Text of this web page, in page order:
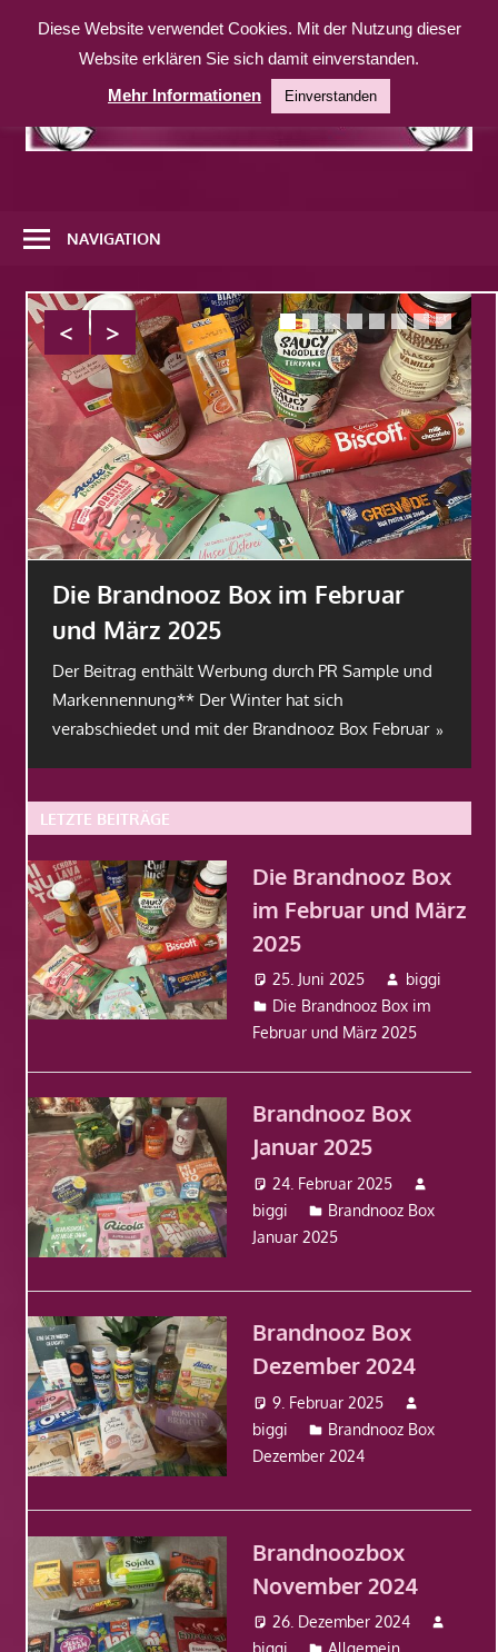
Inhalt
weitere
Website
NAVIGATION
Die Brandnooz Box im Februar
und März 2025
Der Beitrag enthält Werbung durch PR Sample und
Markennennung** Der Winter hat sich
verabschiedet und mit der Brandnooz Box Februar
LETZTE BEITRÄGE
Die Brandnooz Box
im Februar und März
2025
25. Juni 2025
biggi
Die Brandnooz Box im
Februar und März 2025
Brandnooz Box
Januar 2025
24. Februar 2025
biggi
Brandnooz Box
Januar 2025
Brandnooz Box
Dezember 2024
9. Februar 2025
biggi
Brandnooz Box
Dezember 2024
Brandnoozbox
November 2024
26. Dezember 2024
Diese Website verwendet Cookies. Mit der Nutzung dieser
Website erklären Sie sich damit einverstanden.
Mehr Informationen
Einverstanden